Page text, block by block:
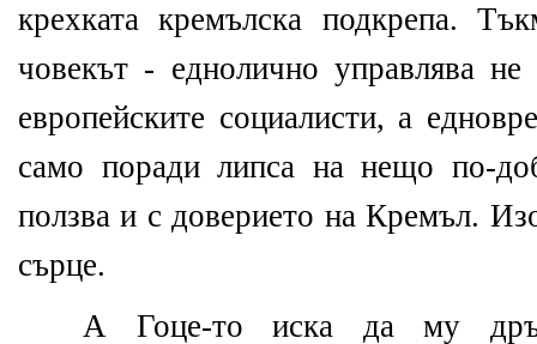
крехката кремълска подкрепа.
човекът - еднолично управлява
европейските социалисти, а
само поради липса на нещо по-
ползва и с доверието на Кремъл.
сърце.
А Гоце-то иска да му